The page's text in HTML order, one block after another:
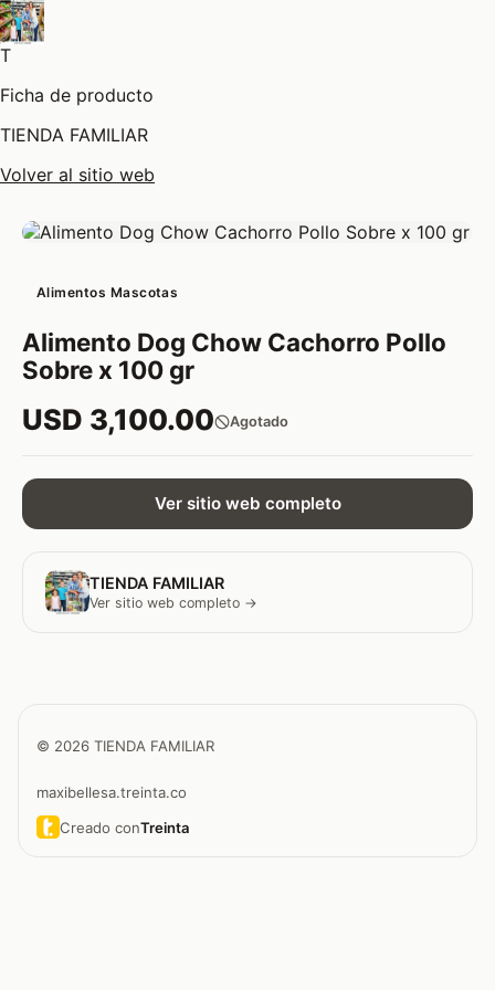
T
Ficha de producto
TIENDA FAMILIAR
Volver al sitio web
Alimentos Mascotas
Alimento Dog Chow Cachorro Pollo
Sobre x 100 gr
USD 3,100.00 Agotado
Ver sitio web completo
TIENDA FAMILIAR
Ver sitio web completo →
© 2026 TIENDA FAMILIAR
maxibellesa.treinta.co
Creado conTreinta